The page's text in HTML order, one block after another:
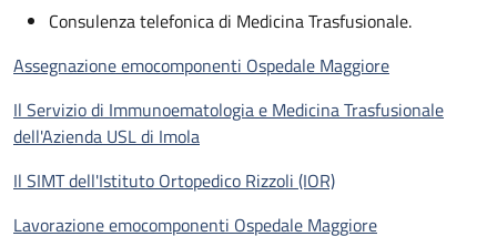
Consulenza telefonica di Medicina Trasfusionale.
Assegnazione emocomponenti Ospedale Maggiore
Il Servizio di Immunoematologia e Medicina Trasfusionale
dell'Azienda USL di Imola
Il SIMT dell'Istituto Ortopedico Rizzoli (IOR)
Lavorazione emocomponenti Ospedale Maggiore